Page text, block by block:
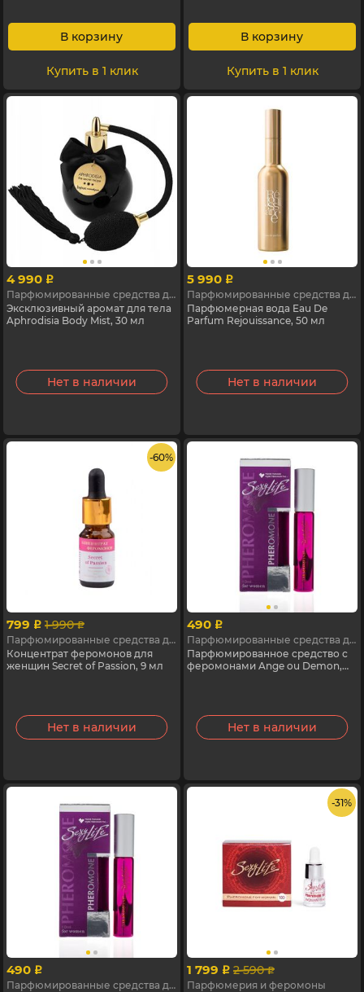
В корзину
Купить в 1 клик
В корзину
Купить в 1 клик
4 990 p
Парфюмированные средства для женщин с феромонами
Эксклюзивный аромат для тела
Aphrodisia Body Mist, 30 мл
Нет в наличии
5 990 p
Парфюмированные средства для женщин с феромонами
Парфюмерная вода Eau De
Parfum Rejouissance, 50 мл
Нет в наличии
- 60%
799 p 1 990 p
Парфюмированные средства для женщин с феромонами
Концентрат феромонов для
женщин Secret of Passion, 9 мл
Нет в наличии
490 p
Парфюмированные средства для женщин с феромонами
Парфюмированное средство с
феромонами Ange ou Demon,
Нет в наличии
490 p
Парфюмированные средства для женщин с феромонами
- 31%
1 799 p 2 590 p
Парфюмерия и феромоны